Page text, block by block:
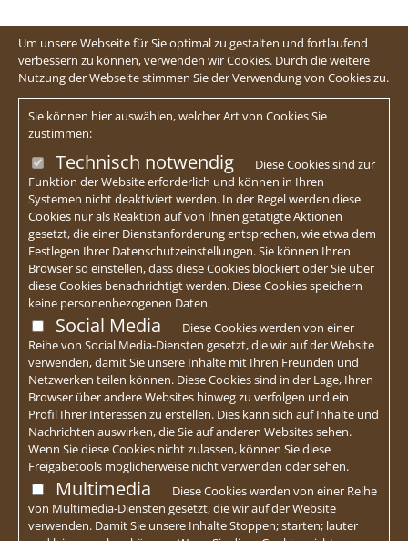
Um unsere Webseite für Sie optimal zu gestalten und fortlaufend
verbessern zu können, verwenden wir Cookies. Durch die weitere
Nutzung der Webseite stimmen Sie der Verwendung von Cookies zu.
Sie können hier auswählen, welcher Art von Cookies Sie
zustimmen:
Technisch notwendig
Diese Cookies sind zur
Funktion der Website erforderlich und können in Ihren
Systemen nicht deaktiviert werden. In der Regel werden diese
Cookies nur als Reaktion auf von Ihnen getätigte Aktionen
gesetzt, die einer Dienstanforderung entsprechen, wie etwa dem
Festlegen Ihrer Datenschutzeinstellungen. Sie können Ihren
Browser so einstellen, dass diese Cookies blockiert oder Sie über
diese Cookies benachrichtigt werden. Diese Cookies speichern
keine personenbezogenen Daten.
Social Media
Diese Cookies werden von einer
Reihe von Social Media-Diensten gesetzt, die wir auf der Website
verwenden, damit Sie unsere Inhalte mit Ihren Freunden und
Netzwerken teilen können. Diese Cookies sind in der Lage, Ihren
Browser über andere Websites hinweg zu verfolgen und ein
Profil Ihrer Interessen zu erstellen. Dies kann sich auf Inhalte und
Nachrichten auswirken, die Sie auf anderen Websites sehen.
Wenn Sie diese Cookies nicht zulassen, können Sie diese
Freigabetools möglicherweise nicht verwenden oder sehen.
Multimedia
Diese Cookies werden von einer Reihe
von Multimedia-Diensten gesetzt, die wir auf der Website
verwenden. Damit Sie unsere Inhalte Stoppen; starten; lauter